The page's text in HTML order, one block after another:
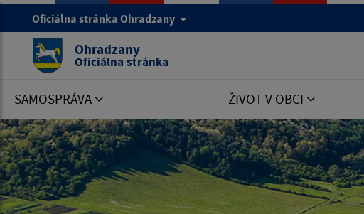
Oficiálna stránka Ohradzany
Ohradzany
Oficiálna stránka
SAMOSPRÁVA ŽIVOT V OBCI